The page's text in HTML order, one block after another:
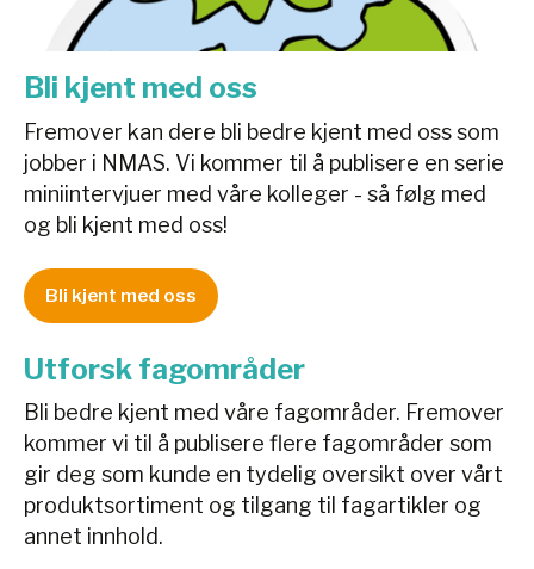
Bli kjent med oss
Fremover kan dere bli bedre kjent med oss som
jobber i NMAS. Vi kommer til å publisere en serie
miniintervjuer med våre kolleger - så følg med
og bli kjent med oss!
Bli kjent med oss
Utforsk fagområder
Bli bedre kjent med våre fagområder. Fremover
kommer vi til å publisere flere fagområder som
gir deg som kunde en tydelig oversikt over vårt
produktsortiment og tilgang til fagartikler og
annet innhold.